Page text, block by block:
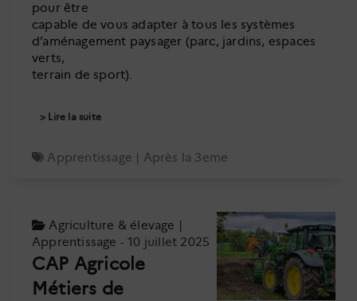
pour être
capable de vous adapter à tous les systèmes
d’aménagement paysager (parc, jardins, espaces
verts,
terrain de sport).
Lire la suite
Apprentissage | Après la 3eme
Agriculture & élevage |
Apprentissage - 10 juillet 2025
CAP Agricole
Métiers de